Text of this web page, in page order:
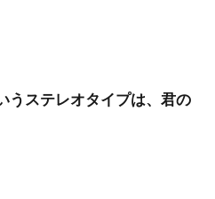
うステレオタイプは、君の